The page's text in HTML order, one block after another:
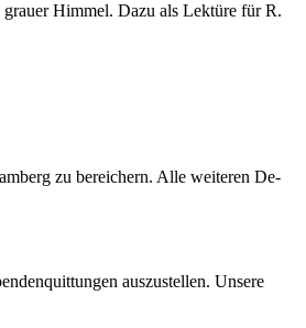
Him­mel. Dazu als Lek­tü­re für R.
zu be­rei­chern. Alle wei­te­ren De­
aus­zu­stel­len. Un­se­re